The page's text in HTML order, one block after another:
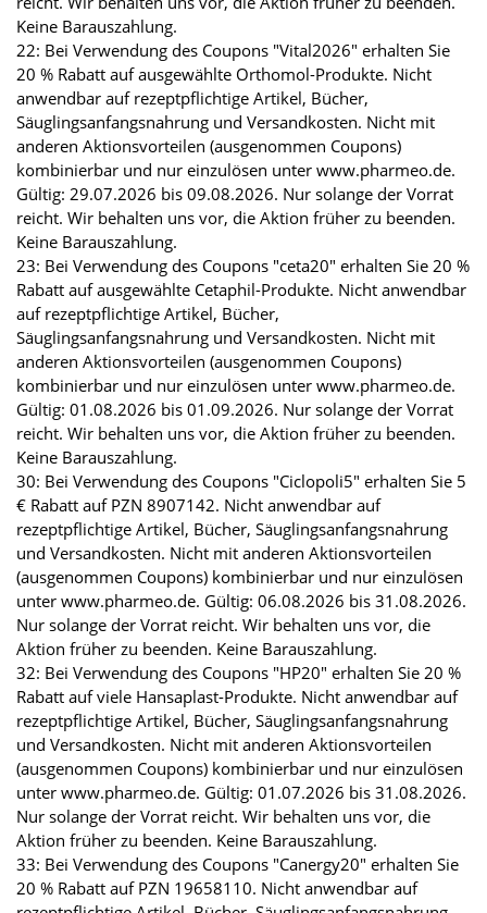
Keine Barauszahlung.
22: Bei Verwendung des Coupons "Vital2026" erhalten Sie
20 % Rabatt auf ausgewählte Orthomol-Produkte. Nicht
anwendbar auf rezeptpflichtige Artikel, Bücher,
Säuglingsanfangsnahrung und Versandkosten. Nicht mit
anderen Aktionsvorteilen (ausgenommen Coupons)
kombinierbar und nur einzulösen unter www.pharmeo.de.
Gültig: 29.07.2026 bis 09.08.2026. Nur solange der Vorrat
reicht. Wir behalten uns vor, die Aktion früher zu beenden.
Keine Barauszahlung.
23: Bei Verwendung des Coupons "ceta20" erhalten Sie 20 %
Rabatt auf ausgewählte Cetaphil-Produkte. Nicht anwendbar
auf rezeptpflichtige Artikel, Bücher,
Säuglingsanfangsnahrung und Versandkosten. Nicht mit
anderen Aktionsvorteilen (ausgenommen Coupons)
kombinierbar und nur einzulösen unter www.pharmeo.de.
Gültig: 01.08.2026 bis 01.09.2026. Nur solange der Vorrat
reicht. Wir behalten uns vor, die Aktion früher zu beenden.
Keine Barauszahlung.
30: Bei Verwendung des Coupons "Ciclopoli5" erhalten Sie 5
€ Rabatt auf PZN 8907142. Nicht anwendbar auf
rezeptpflichtige Artikel, Bücher, Säuglingsanfangsnahrung
und Versandkosten. Nicht mit anderen Aktionsvorteilen
(ausgenommen Coupons) kombinierbar und nur einzulösen
unter www.pharmeo.de. Gültig: 06.08.2026 bis 31.08.2026.
Nur solange der Vorrat reicht. Wir behalten uns vor, die
Aktion früher zu beenden. Keine Barauszahlung.
32: Bei Verwendung des Coupons "HP20" erhalten Sie 20 %
Rabatt auf viele Hansaplast-Produkte. Nicht anwendbar auf
rezeptpflichtige Artikel, Bücher, Säuglingsanfangsnahrung
und Versandkosten. Nicht mit anderen Aktionsvorteilen
(ausgenommen Coupons) kombinierbar und nur einzulösen
unter www.pharmeo.de. Gültig: 01.07.2026 bis 31.08.2026.
Nur solange der Vorrat reicht. Wir behalten uns vor, die
Aktion früher zu beenden. Keine Barauszahlung.
33: Bei Verwendung des Coupons "Canergy20" erhalten Sie
20 % Rabatt auf PZN 19658110. Nicht anwendbar auf